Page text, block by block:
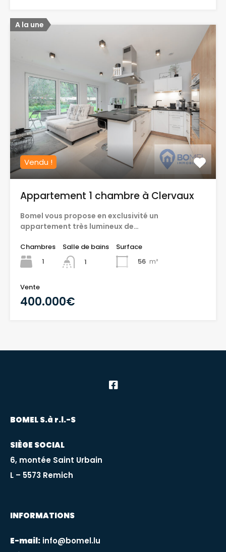
A la une
Vendu !
Appartement 1 chambre à Clervaux
Bomel vous propose en exclusivité un
appartement très lumineux de…
Chambres
1
Salle de bains
1
Surface
56 m²
Vente
400.000€
BOMEL S.à r.l.-S
SIÈGE SOCIAL
6, montée Saint Urbain
L – 5573 Remich
INFORMATIONS
E-mail: info@bomel.lu